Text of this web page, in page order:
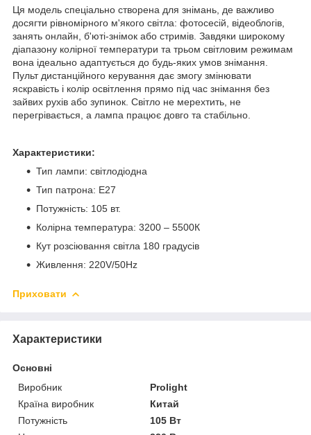
Ця модель спеціально створена для знімань, де важливо
досягти рівномірного м'якого світла: фотосесій, відеоблогів,
занять онлайн, б'юті-знімок або стримів. Завдяки широкому
діапазону колірної температури та трьом світловим режимам
вона ідеально адаптується до будь-яких умов знімання.
Пульт дистанційного керування дає змогу змінювати
яскравість і колір освітлення прямо під час знімання без
зайвих рухів або зупинок. Світло не мерехтить, не
перегрівається, а лампа працює довго та стабільно.
Характеристики:
Тип лампи: світлодіодна
Тип патрона: E27
Потужність: 105 вт.
Колірна температура: 3200 – 5500К
Кут розсіювання світла 180 градусів
Живлення: 220V/50Hz
Приховати
Характеристики
Основні
Виробник
Prolight
Країна виробник
Китай
Потужність
105 Вт